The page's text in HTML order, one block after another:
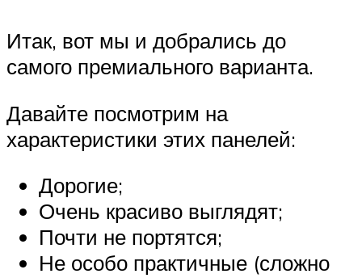
Итак, вот мы и добрались до
самого премиального варианта.
Давайте посмотрим на
характеристики этих панелей:
Дорогие;
Очень красиво выглядят;
Почти не портятся;
Не особо практичные (сложно